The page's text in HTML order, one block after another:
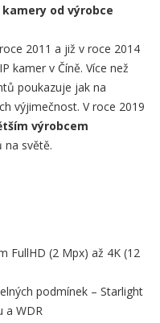
od výrobce
2011 a již v roce 2014
kamer v Číně. Více než
poukazuje jak na
výjimečnost. V roce 2019
výrobcem
na světě.
FullHD (2 Mpx) až 4K (12
podmínek – Starlight
a WDR